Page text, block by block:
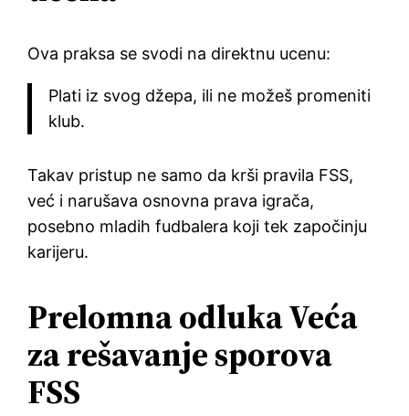
Ova praksa se svodi na direktnu ucenu:
Plati iz svog džepa, ili ne možeš promeniti
klub.
Takav pristup ne samo da krši pravila FSS,
već i narušava osnovna prava igrača,
posebno mladih fudbalera koji tek započinju
karijeru.
Prelomna odluka Veća
za rešavanje sporova
FSS